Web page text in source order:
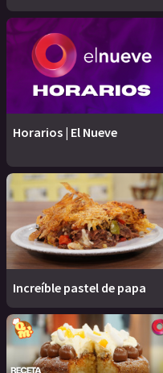
Horarios | El Nueve
Increíble pastel de papa